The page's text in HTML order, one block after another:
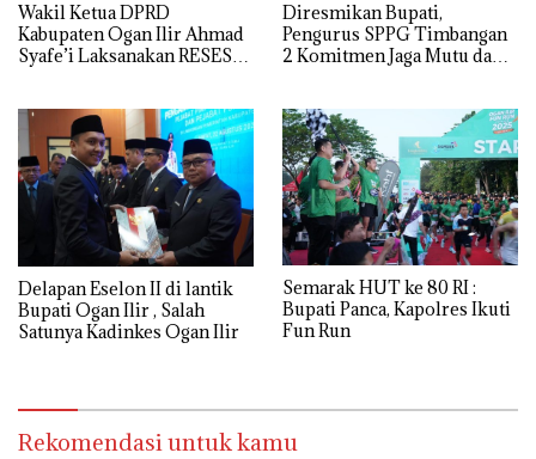
Wakil Ketua DPRD
Kabupaten Ogan Ilir Ahmad
Syafe’i Laksanakan RESES
Langsung Aspirasi
Masyarakat
Diresmikan Bupati,
Pengurus SPPG Timbangan
2 Komitmen Jaga Mutu dan
Delapan Eselon II di lantik
Bupati Ogan Ilir , Salah
Satunya Kadinkes Ogan Ilir
Semarak HUT ke 80 RI :
Bupati Panca, Kapolres Ikuti
Fun Run
Rekomendasi untuk kamu